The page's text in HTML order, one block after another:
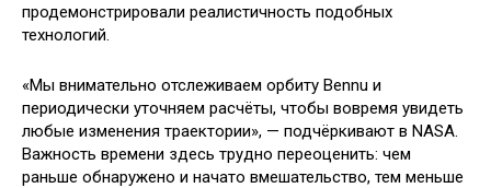
продемонстрировали реалистичность подобных
технологий.
«Мы внимательно отслеживаем орбиту Bennu и
периодически уточняем расчёты, чтобы вовремя увидеть
любые изменения траектории», — подчёркивают в NASA.
Важность времени здесь трудно переоценить: чем
раньше обнаружено и начато вмешательство, тем меньше